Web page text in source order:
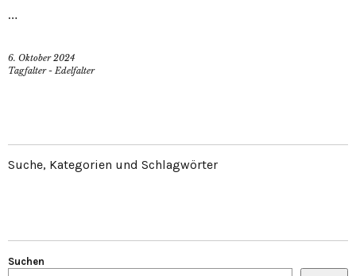
…
6. Oktober 2024
Tagfalter - Edelfalter
Suche, Kategorien und Schlagwörter
Suchen